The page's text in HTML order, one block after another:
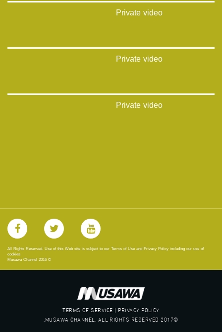
Private video
Private video
Private video
All Rights Reserved. Use of this Web site is subject to our Terms of Use and Privacy Policy including our use of
cookies
©
2016
TERMS OF SERVICE | PRIVACY POLICY
©2017 MUSAWA CHANNEL. ALL RIGHTS RESERVED.